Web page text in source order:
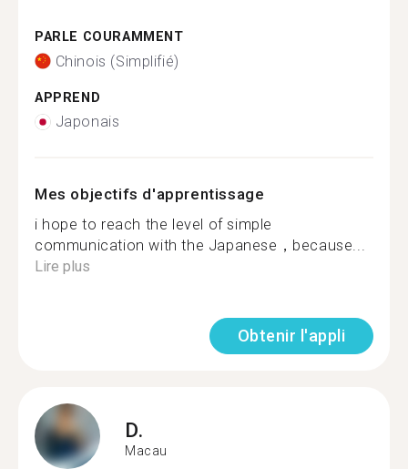
PARLE COURAMMENT
Chinois (Simplifié)
APPREND
Japonais
Mes objectifs d'apprentissage
i hope to reach the level of simple
communication with the Japanese，because...
Lire plus
Obtenir l'appli
D.
Macau